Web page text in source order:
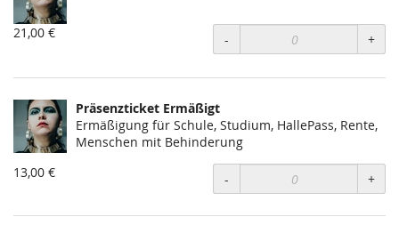
21,00 € - +
Präsenzticket Ermäßigt
Ermäßigung für Schule, Studium, HallePass, Rente,
Menschen mit Behinderung
13,00 €
- +